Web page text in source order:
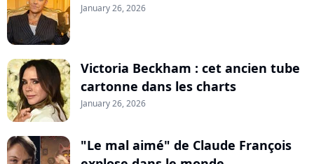
January 26, 2026
Victoria Beckham : cet ancien tube
cartonne dans les charts
January 26, 2026
"Le mal aimé" de Claude François